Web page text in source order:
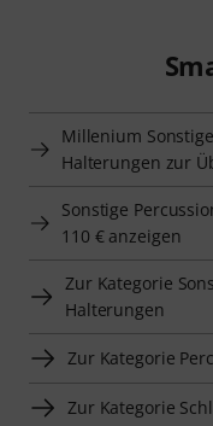
Millenium
Halterungen zur
Sonstige
110 € anzeigen
Zur Kategorie
Halterungen
Zur Kategorie
Zur Kategorie